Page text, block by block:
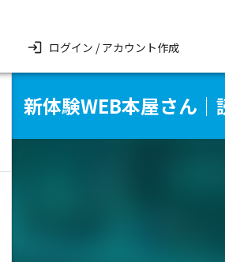
ログイン / アカウント作成
新体験WEB本屋さん